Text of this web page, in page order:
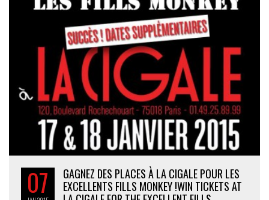
07
GAGNEZ DES PLACES À LA CIGALE POUR LES
EXCELLENTS FILLS MONKEY !WIN TICKETS AT